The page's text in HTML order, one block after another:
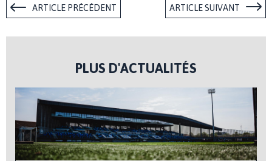
ARTICLE PRÉCÉDENT ARTICLE SUIVANT
PLUS D'ACTUALITÉS